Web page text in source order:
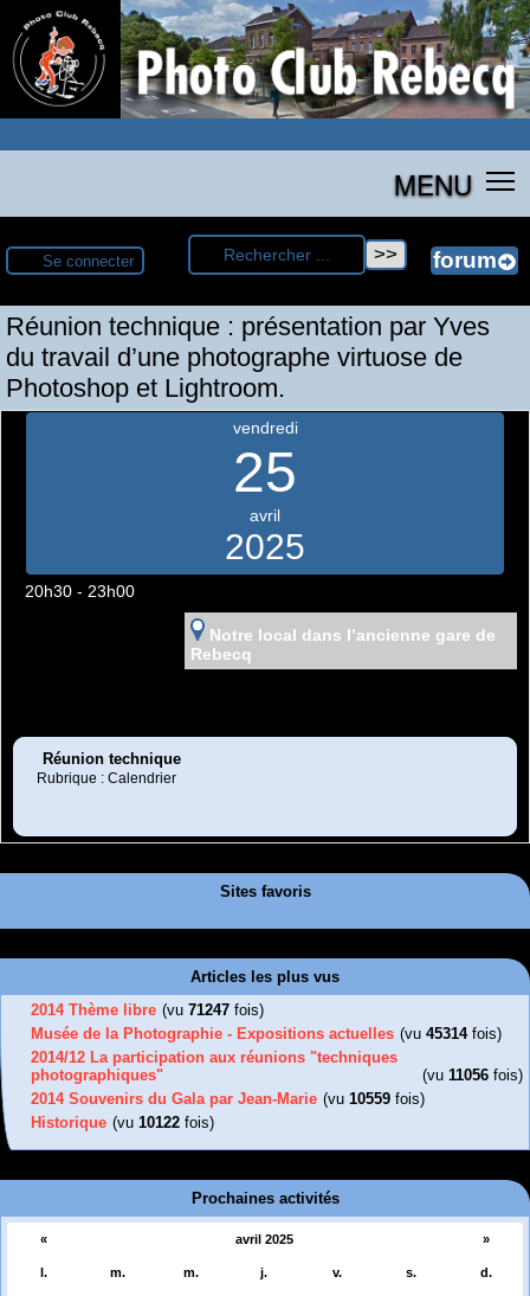
MENU
Se connecter
Réunion technique : présentation par Yves
du travail d’une photographe virtuose de
Photoshop et Lightroom.
vendredi
25
avril
2025
20h30 - 23h00
Notre local dans l’ancienne gare de
Rebecq
Réunion technique
Rubrique : Calendrier
Sites favoris
Articles les plus vus
2014 Thème libre (vu 71247 fois)
Musée de la Photographie - Expositions actuelles (vu 45314fois)
2014/12 La participation aux réunions "techniques
photographiques"
(vu 11056 fois)
2014 Souvenirs du Gala par Jean-Marie (vu 10559 fois)
Historique (vu 10122 fois)
Prochaines activités
« avril 2025 »
l. m. m. j. v. s. d.